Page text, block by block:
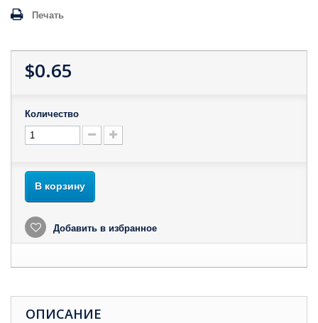
Печать
$0.65
Количество
В корзину
Добавить в избранное
ОПИСАНИЕ